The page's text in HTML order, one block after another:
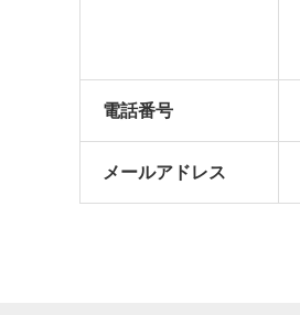
電話番号
メールアドレス